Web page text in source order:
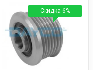
Скидка 6%